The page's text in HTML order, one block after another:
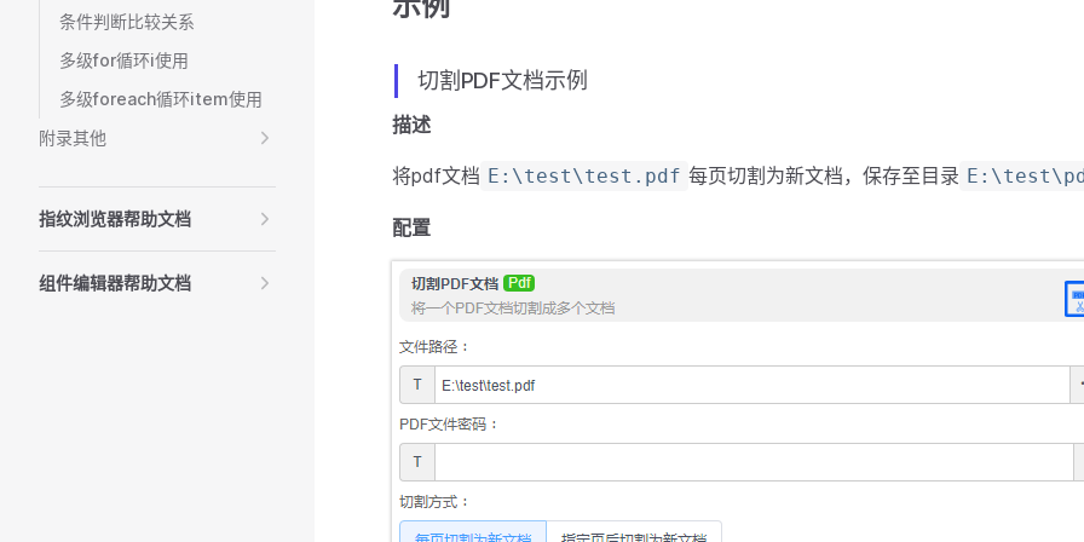
条件判断比较关系
多级for循环i使用
多级foreach循环item使用
附录其他
指纹浏览器帮助文档
组件编辑器帮助文档
切割PDF文档示例
描述
将pdf文档 E:\test\test.pdf 每页切割为新文档，保存至目录
配置